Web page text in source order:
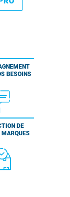
BESOINS
DE